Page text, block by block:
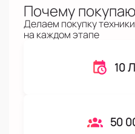
Почему
Делаем покупку
на каждом этапе
10
50